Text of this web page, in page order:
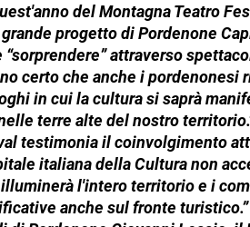
del Montagna Teatro
progetto di Pordenone
attraverso
certo che anche i pordenonesi
in cui la cultura si saprà
terre alte del nostro
testimonia il coinvolgimento
italiana della Cultura non
illuminerà l'intero territorio e i
anche sul fronte